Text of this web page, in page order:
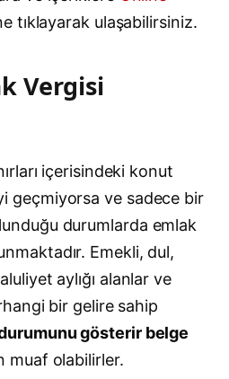
tıklayarak ulaşabilirsiniz.
Vergisi
içerisindeki konut
geçmiyorsa ve sadece bir
durumlarda emlak
Emekli, dul,
aylığı alanlar ve
bir gelire sahip
gösterir belge
muaf olabilirler.